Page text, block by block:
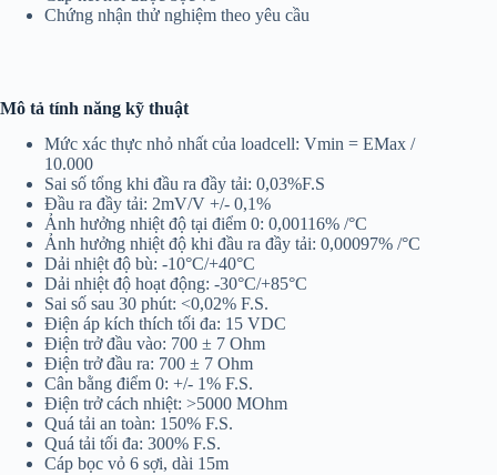
Chứng nhận thử nghiệm theo yêu cầu
Mô tả tính năng kỹ thuật
Mức xác thực nhỏ nhất của loadcell: Vmin = EMax /
10.000
Sai số tổng khi đầu ra đầy tải: 0,03%F.S
Đầu ra đầy tải: 2mV/V +/- 0,1%
Ảnh hưởng nhiệt độ tại điểm 0: 0,00116% /°C
Ảnh hưởng nhiệt độ khi đầu ra đầy tải: 0,00097% /°C
Dải nhiệt độ bù: -10°C/+40°C
Dải nhiệt độ hoạt động: -30°C/+85°C
Sai số sau 30 phút: <0,02% F.S.
Điện áp kích thích tối đa: 15 VDC
Điện trở đầu vào: 700 ± 7 Ohm
Điện trở đầu ra: 700 ± 7 Ohm
Cân bằng điểm 0: +/- 1% F.S.
Điện trở cách nhiệt: >5000 MOhm
Quá tải an toàn: 150% F.S.
Quá tải tối đa: 300% F.S.
Cáp bọc vỏ 6 sợi, dài 15m